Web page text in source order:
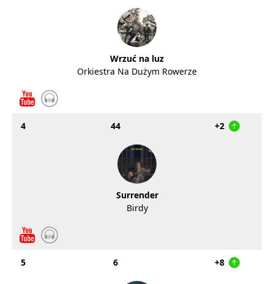
Wrzuć na luz
Orkiestra Na Dużym Rowerze
4 44 +2
Surrender
Birdy
5 6 +8